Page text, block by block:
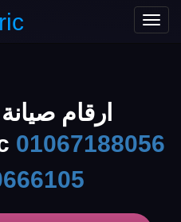
Toggle
ارقام
01067188056